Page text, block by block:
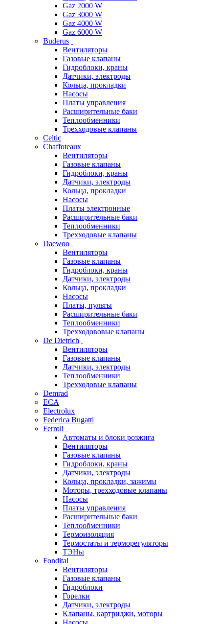
Gaz 2000 W
Gaz 3000 W
Gaz 4000 W
Gaz 6000 W
Buderus
Вентиляторы
Газовые клапаны
Гидроблоки, краны
Датчики, электроды
Кольца, прокладки
Насосы
Платы управления
Расширительные баки
Теплообменники
Трехходовые клапаны
Celtic
Chaffoteaux
Вентиляторы
Газовые клапаны
Гидроблоки, краны
Датчики, электроды
Кольца, прокладки
Насосы
Платы электронные
Расширительные баки
Теплообменники
Трехходовые клапаны
Daewoo
Вентиляторы
Газовые клапаны
Гидроблоки, краны
Датчики, электроды
Кольца, прокладки
Насосы
Платы, пульты
Расширительные баки
Теплообменники
Трехходововые клапаны
De Dietrich
Вентиляторы
Газовые клапаны
Датчики, электроды
Теплообменники
Трехходовые клапаны
Demrad
ECA
Electrolux
Federica Bugatti
Ferroli
Автоматы и блоки розжига
Вентиляторы
Газовые клапаны
Гидроблоки, краны
Датчики, электроды
Кольца, прокладки, зажимы
Моторы, трехходовые клапаны
Насосы
Платы управления
Расширительные баки
Теплообменники
Термоизоляция
Термостаты и терморегуляторы
ТЭНы
Fondital
Вентиляторы
Газовые клапаны
Гидроблоки
Горелки
Датчики, электроды
Клапаны, картриджи, моторы